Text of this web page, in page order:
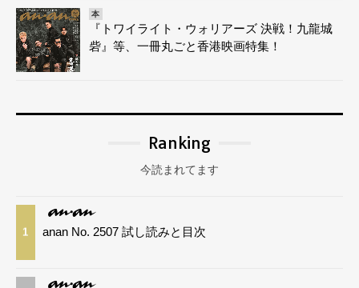
本
『トワイライト・ウォリアーズ 決戦！九龍城
砦』等、一冊丸ごと香港映画特集！
Ranking
今読まれてます
1 anan No. 2507 試し読みと目次